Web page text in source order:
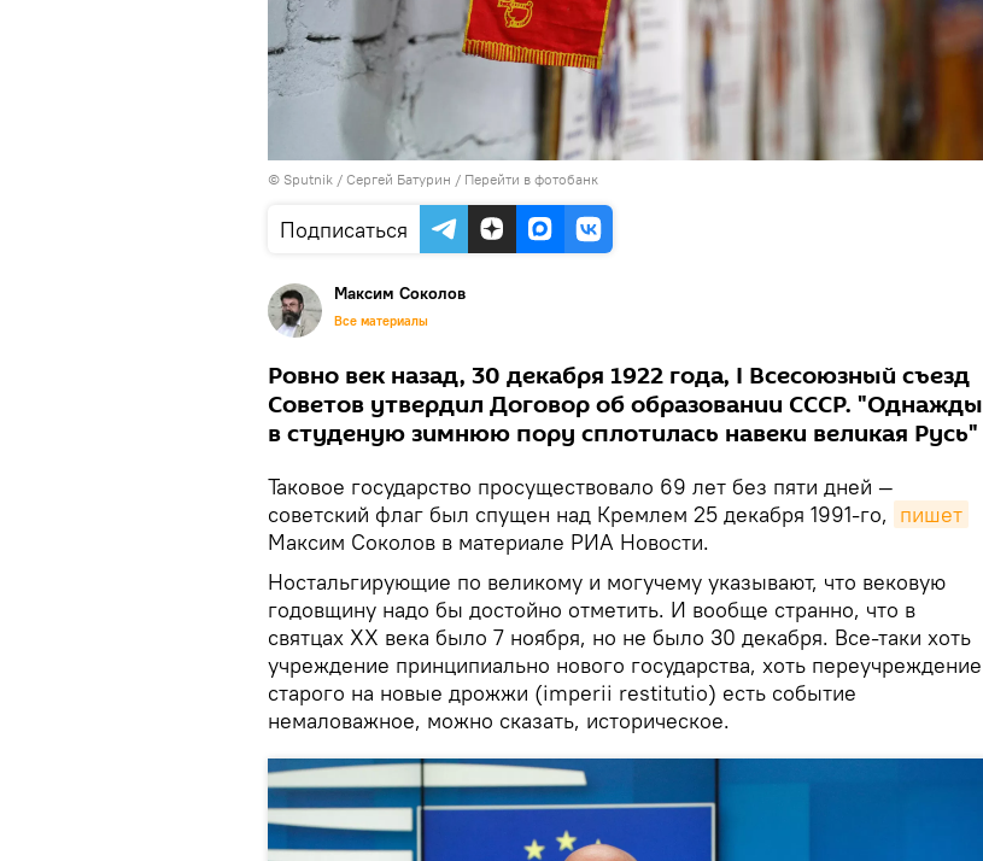
© Sputnik / Сергей Батурин / Перейти в фотобанк
Подписаться
Максим Соколов
Все материалы
Ровно век назад, 30 декабря 1922 года, I Всесоюзный съезд
Советов утвердил Договор об образовании СССР. "Однажды
в студеную зимнюю пору сплотилась навеки великая Русь"
Таковое государство просуществовало 69 лет без пяти дней —
советский флаг был спущен над Кремлем 25 декабря 1991-го, пишет
Максим Соколов в материале РИА Новости.
Ностальгирующие по великому и могучему указывают, что вековую
годовщину надо бы достойно отметить. И вообще странно, что в
святцах XX века было 7 ноября, но не было 30 декабря. Все-таки хоть
учреждение принципиально нового государства, хоть переучреждение
старого на новые дрожжи (imperii restitutio) есть событие
немаловажное, можно сказать, историческое.